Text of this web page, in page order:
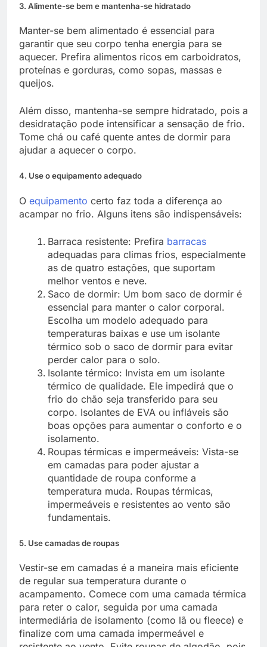
3. Alimente-se bem e mantenha-se hidratado
Manter-se bem alimentado é essencial para
garantir que seu corpo tenha energia para se
aquecer. Prefira alimentos ricos em carboidratos,
proteínas e gorduras, como sopas, massas e
queijos.
Além disso, mantenha-se sempre hidratado, pois a
desidratação pode intensificar a sensação de frio.
Tome chá ou café quente antes de dormir para
ajudar a aquecer o corpo.
4. Use o equipamento adequado
O equipamento certo faz toda a diferença ao
acampar no frio. Alguns itens são indispensáveis:
Barraca resistente: Prefira barracas
adequadas para climas frios, especialmente
as de quatro estações, que suportam
melhor ventos e neve.
Saco de dormir: Um bom saco de dormir é
essencial para manter o calor corporal.
Escolha um modelo adequado para
temperaturas baixas e use um isolante
térmico sob o saco de dormir para evitar
perder calor para o solo.
Isolante térmico: Invista em um isolante
térmico de qualidade. Ele impedirá que o
frio do chão seja transferido para seu
corpo. Isolantes de EVA ou infláveis são
boas opções para aumentar o conforto e o
isolamento.
Roupas térmicas e impermeáveis: Vista-se
em camadas para poder ajustar a
quantidade de roupa conforme a
temperatura muda. Roupas térmicas,
impermeáveis e resistentes ao vento são
fundamentais.
5. Use camadas de roupas
Vestir-se em camadas é a maneira mais eficiente
de regular sua temperatura durante o
acampamento. Comece com uma camada térmica
para reter o calor, seguida por uma camada
intermediária de isolamento (como lã ou fleece) e
finalize com uma camada impermeável e